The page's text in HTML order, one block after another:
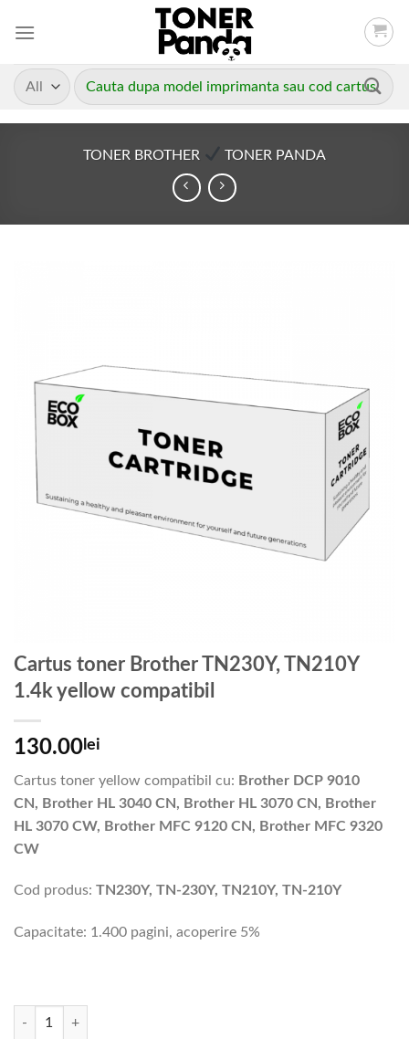
Caută
după:
TONER BROTHER TONER PANDA
Cartus toner Brother TN230Y, TN210Y
1.4k yellow compatibil
130.00 lei
Cartus toner yellow compatibil cu: Brother DCP 9010
CN, Brother HL 3040 CN, Brother HL 3070 CN, Brother
HL 3070 CW, Brother MFC 9120 CN, Brother MFC 9320
CW
Cod produs: TN230Y, TN-230Y, TN210Y, TN-210Y
Capacitate: 1.400 pagini, acoperire 5%
Cantitate Cartus toner Brother TN230Y, TN210Y 1.4k yellow